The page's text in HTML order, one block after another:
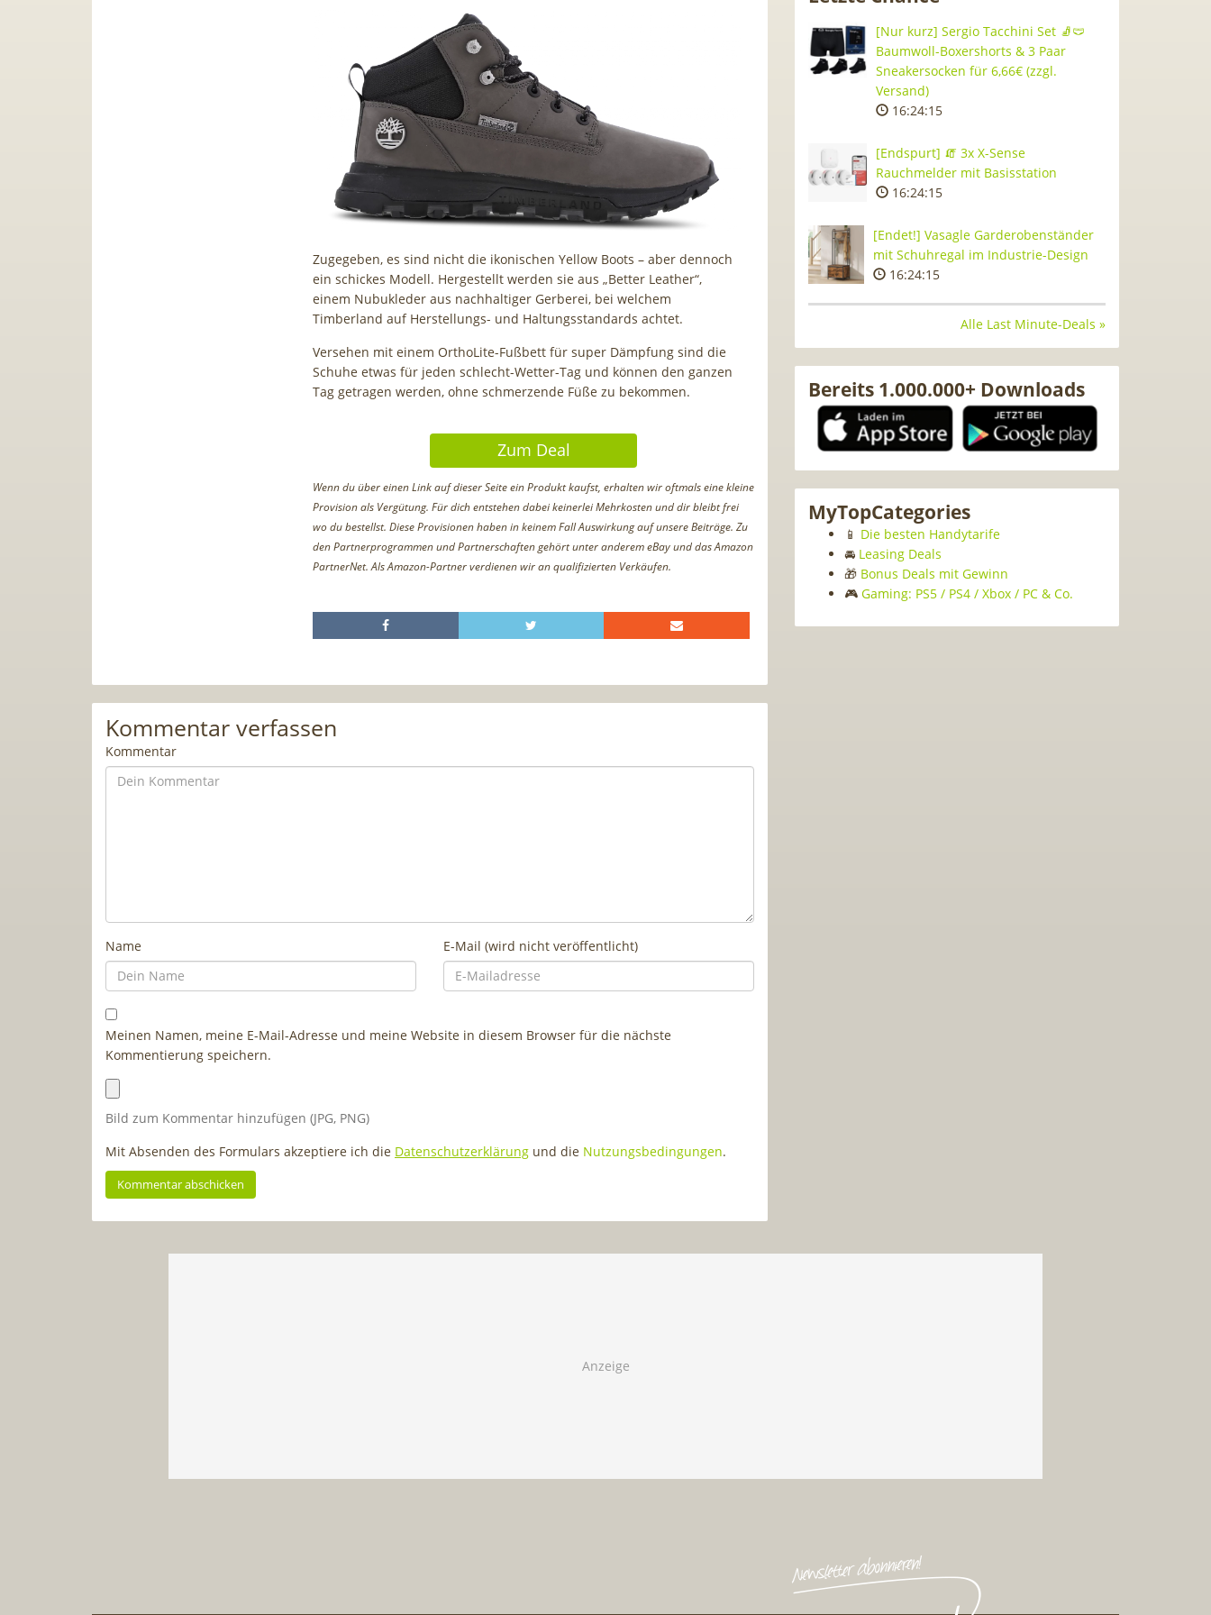
Zugegeben, es sind nicht die ikonischen Yellow Boots – aber dennoch
ein schickes Modell. Hergestellt werden sie aus „Better Leather“,
einem Nubukleder aus nachhaltiger Gerberei, bei welchem
Timberland auf Herstellungs- und Haltungsstandards achtet.
Versehen mit einem OrthoLite-Fußbett für super Dämpfung sind die
Schuhe etwas für jeden schlecht-Wetter-Tag und können den ganzen
Tag getragen werden, ohne schmerzende Füße zu bekommen.
Zum Deal
Wenn du über einen Link auf dieser Seite ein Produkt kaufst, erhalten wir oftmals eine kleine
Provision als Vergütung. Für dich entstehen dabei keinerlei Mehrkosten und dir bleibt frei
wo du bestellst. Diese Provisionen haben in keinem Fall Auswirkung auf unsere Beiträge. Zu
den Partnerprogrammen und Partnerschaften gehört unter anderem eBay und das Amazon
PartnerNet. Als Amazon-Partner verdienen wir an qualifizierten Verkäufen.
Kommentar verfassen
Kommentar
Name E-Mail (wird nicht veröffentlicht)
Meinen Namen, meine E-Mail-Adresse und meine Website in diesem Browser für die nächste
Kommentierung speichern.
Bild zum Kommentar hinzufügen (JPG, PNG)
Mit Absenden des Formulars akzeptiere ich die Datenschutzerklärung und die Nutzungsbedingungen.
[Nur kurz] Sergio Tacchini Set 🧦🩲
Baumwoll-Boxershorts & 3 Paar
Sneakersocken für 6,66€ (zzgl.
Versand)
16:24:14
[Endspurt] 🧯 3x X-Sense
Rauchmelder mit Basisstation
16:24:14
[Endet!] Vasagle Garderobenständer
mit Schuhregal im Industrie-Design
16:24:14
Alle Last Minute-Deals »
Bereits 1.000.000+ Downloads
MyTopCategories
📱 Die besten Handytarife
🚘 Leasing Deals
🎁 Bonus Deals mit Gewinn
🎮 Gaming: PS5 / PS4 / Xbox / PC & Co.